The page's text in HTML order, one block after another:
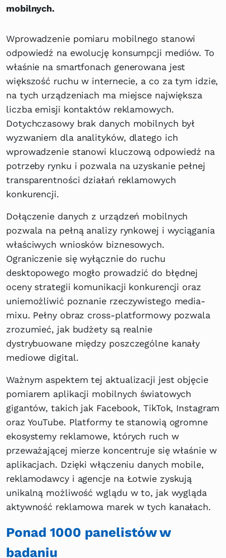
mobilnych.
Wprowadzenie pomiaru mobilnego stanowi
odpowiedź na ewolucję konsumpcji mediów. To
właśnie na smartfonach generowana jest
większość ruchu w internecie, a co za tym idzie,
na tych urządzeniach ma miejsce największa
liczba emisji kontaktów reklamowych.
Dotychczasowy brak danych mobilnych był
wyzwaniem dla analityków, dlatego ich
wprowadzenie stanowi kluczową odpowiedź na
potrzeby rynku i pozwala na uzyskanie pełnej
transparentności działań reklamowych
konkurencji.
Dołączenie danych z urządzeń mobilnych
pozwala na pełną analizy rynkowej i wyciągania
właściwych wniosków biznesowych.
Ograniczenie się wyłącznie do ruchu
desktopowego mogło prowadzić do błędnej
oceny strategii komunikacji konkurencji oraz
uniemożliwić poznanie rzeczywistego media-
mixu. Pełny obraz cross-platformowy pozwala
zrozumieć, jak budżety są realnie
dystrybuowane między poszczególne kanały
mediowe digital.
Ważnym aspektem tej aktualizacji jest objęcie
pomiarem aplikacji mobilnych światowych
gigantów, takich jak Facebook, TikTok, Instagram
oraz YouTube. Platformy te stanowią ogromne
ekosystemy reklamowe, których ruch w
przeważającej mierze koncentruje się właśnie w
aplikacjach. Dzięki włączeniu danych mobile,
reklamodawcy i agencje na Łotwie zyskują
unikalną możliwość wglądu w to, jak wygląda
aktywność reklamowa marek w tych kanałach.
Ponad 1000 panelistów w
badaniu